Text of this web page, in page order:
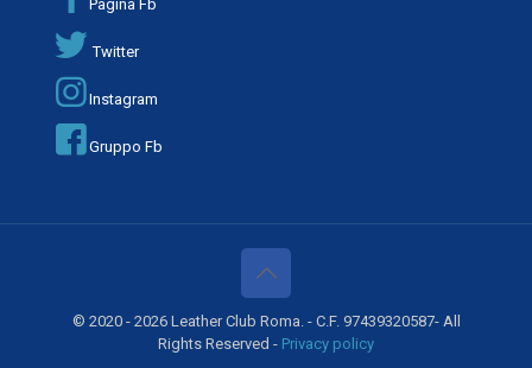
Pagina Fb
Twitter
Instagram
Gruppo Fb
© 2020 - 2026 Leather Club Roma. - C.F. 97439320587- All
Rights Reserved - Privacy policy